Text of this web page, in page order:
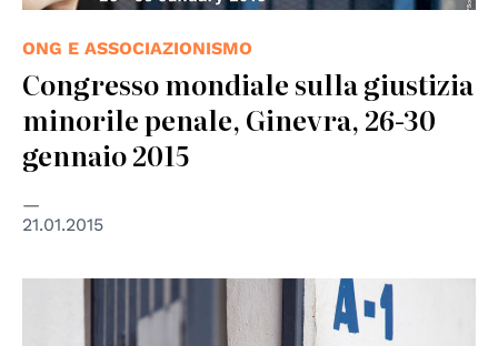
ONG E ASSOCIAZIONISMO
Congresso mondiale sulla giustizia
minorile penale, Ginevra, 26-30
gennaio 2015
21.01.2015